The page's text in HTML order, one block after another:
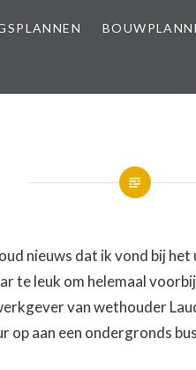
nieuws dat ik vond bij het
te leuk om helemaal
van wethouder
op aan een ondergronds